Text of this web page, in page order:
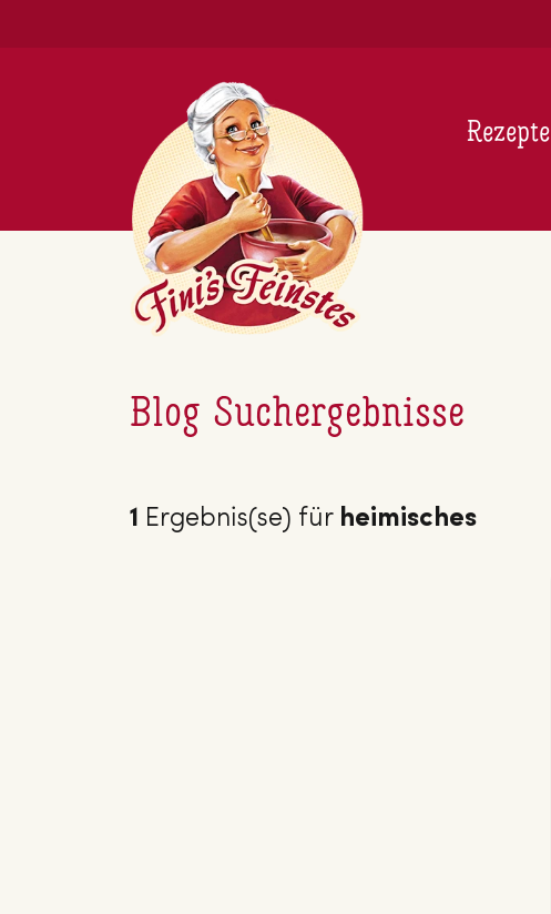
Rezepte
Blog Suchergebnisse
1 Ergebnis(se) für heimisches